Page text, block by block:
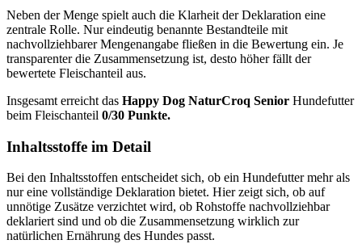
Neben der Menge spielt auch die Klarheit der Deklaration eine
zentrale Rolle. Nur eindeutig benannte Bestandteile mit
nachvollziehbarer Mengenangabe fließen in die Bewertung ein. Je
transparenter die Zusammensetzung ist, desto höher fällt der
bewertete Fleischanteil aus.
Insgesamt erreicht das Happy Dog NaturCroq Senior Hundefutter
beim Fleischanteil 0/30 Punkte.
Inhaltsstoffe im Detail
Bei den Inhaltsstoffen entscheidet sich, ob ein Hundefutter mehr als
nur eine vollständige Deklaration bietet. Hier zeigt sich, ob auf
unnötige Zusätze verzichtet wird, ob Rohstoffe nachvollziehbar
deklariert sind und ob die Zusammensetzung wirklich zur
natürlichen Ernährung des Hundes passt.